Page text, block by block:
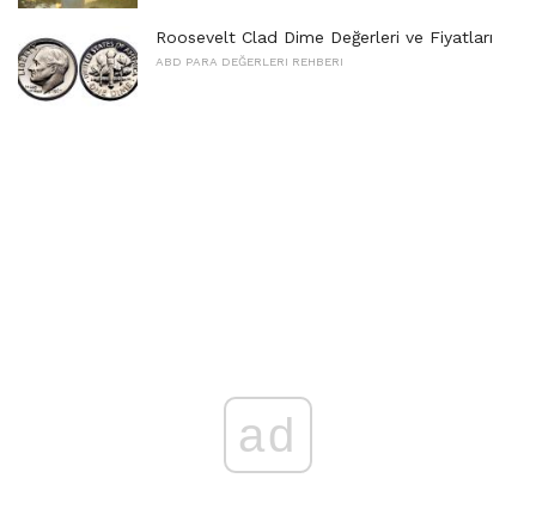
Roosevelt Clad Dime Değerleri ve Fiyatları
ABD PARA DEĞERLERI REHBERI
ad